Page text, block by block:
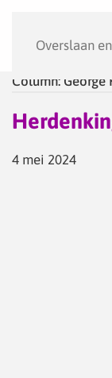
Overslaan
Column: George
4 mei 2024